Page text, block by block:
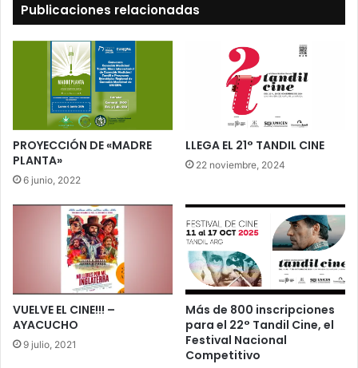
Publicaciones relacionadas
PROYECCIÓN DE «MADRE
PLANTA»
6 junio, 2022
LLEGA EL 21° TANDIL CINE
22 noviembre, 2024
VUELVE EL CINE!!! –
AYACUCHO
9 julio, 2021
Más de 800 inscripciones
para el 22° Tandil Cine, el
Festival Nacional
Competitivo